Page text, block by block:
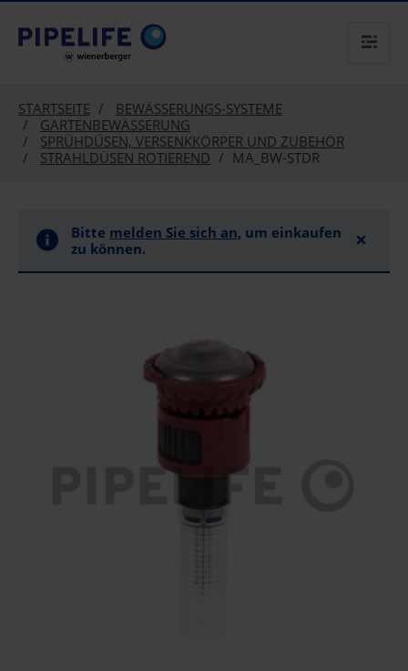
text.skipToContent
text.skipToNavigation
STARTSEITE
BEWÄSSERUNGS-SYSTEME
GARTENBEWÄSSERUNG
SPRÜHDÜSEN, VERSENKKÖRPER UND ZUBEHÖR
STRAHLDÜSEN ROTIEREND
MA_BW-STDR
Bitte melden Sie sich an, um einkaufen
zu können.
×